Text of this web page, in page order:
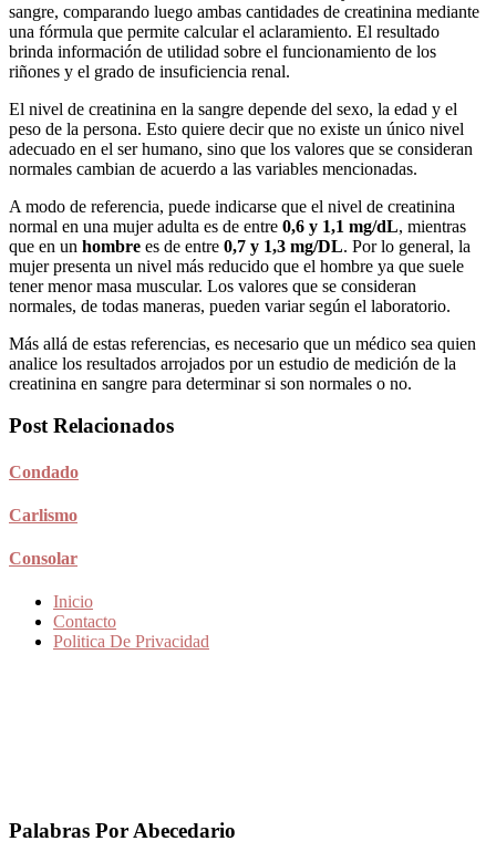
sangre, comparando luego ambas cantidades de creatinina mediante
una fórmula que permite calcular el aclaramiento. El resultado
brinda información de utilidad sobre el funcionamiento de los
riñones y el grado de insuficiencia renal.
El nivel de creatinina en la sangre depende del sexo, la edad y el
peso de la persona. Esto quiere decir que no existe un único nivel
adecuado en el ser humano, sino que los valores que se consideran
normales cambian de acuerdo a las variables mencionadas.
A modo de referencia, puede indicarse que el nivel de creatinina
normal en una mujer adulta es de entre 0,6 y 1,1 mg/dL, mientras
que en un hombre es de entre 0,7 y 1,3 mg/DL. Por lo general, la
mujer presenta un nivel más reducido que el hombre ya que suele
tener menor masa muscular. Los valores que se consideran
normales, de todas maneras, pueden variar según el laboratorio.
Más allá de estas referencias, es necesario que un médico sea quien
analice los resultados arrojados por un estudio de medición de la
creatinina en sangre para determinar si son normales o no.
Post Relacionados
Condado
Carlismo
Consolar
Inicio
Contacto
Politica De Privacidad
Palabras Por Abecedario